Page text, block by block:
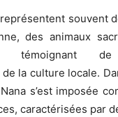
souvent
des animaux
témoignant
la culture locale.
s’est imposée
caractérisées par